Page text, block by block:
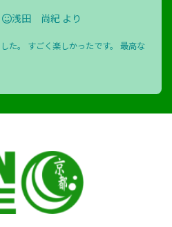
浅田 尚紀より
た。 すごく楽しかったです。 最高な